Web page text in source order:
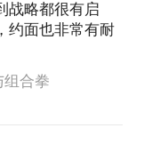
战略都很有启
约面也非常有耐
组合拳